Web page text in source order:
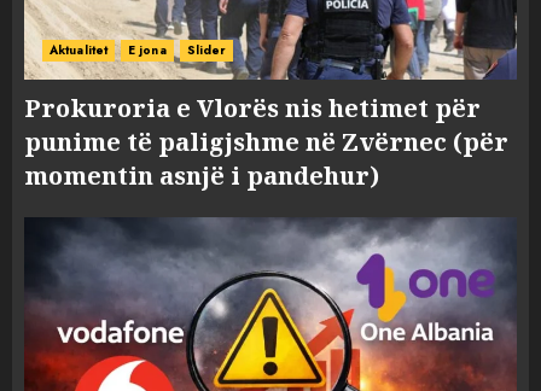
Aktualitet E jona Slider
Prokuroria e Vlorës nis hetimet për
punime të paligjshme në Zvërnec (për
momentin asnjë i pandehur)